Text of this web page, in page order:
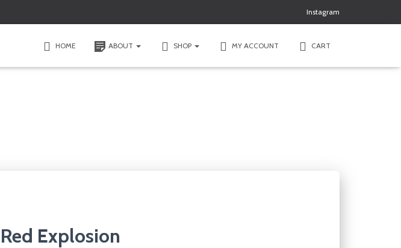
Instagram
HOME ABOUT SHOP MY ACCOUNT CART
Red Explosion